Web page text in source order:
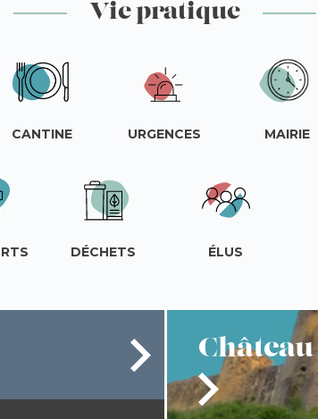
Vie pratique
CANTINE URGENCES MAIRIE
DÉCHETS ÉLUS
Château